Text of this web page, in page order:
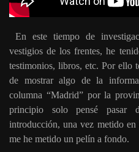
En este tiempo de
vestigios de los frentes, he
testimonios, libros, etc. Por ello
de mostrar algo de la
columna “Madrid” por la
principio solo pensé pasar
introducción, una vez metido
me he metido un pelín a fondo.